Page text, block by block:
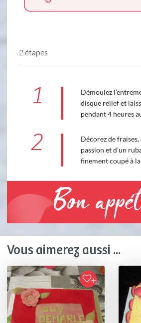
2 étapes
1
Démoulez
disque relief et
pendant 4 heures
2
Décorez de
passion et d'un
finement coupé à
Bon
Vous aimerez aussi ...